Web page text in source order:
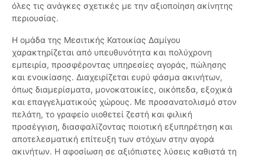
όλες τις ανάγκες σχετικές με την αξιοποίηση ακίνητης
περιουσίας.
Η ομάδα της Μεσιτικής Κατοικίας Δαμίγου
χαρακτηρίζεται από υπευθυνότητα και πολύχρονη
εμπειρία, προσφέροντας υπηρεσίες αγοράς, πώλησης
και ενοικίασης. Διαχειρίζεται ευρύ φάσμα ακινήτων,
όπως διαμερίσματα, μονοκατοικίες, οικόπεδα, εξοχικά
και επαγγελματικούς χώρους. Με προσανατολισμό στον
πελάτη, το γραφείο υιοθετεί ζεστή και φιλική
προσέγγιση, διασφαλίζοντας ποιοτική εξυπηρέτηση και
αποτελεσματική επίτευξη των στόχων στην αγορά
ακινήτων. Η αφοσίωση σε αξιόπιστες λύσεις καθιστά τη